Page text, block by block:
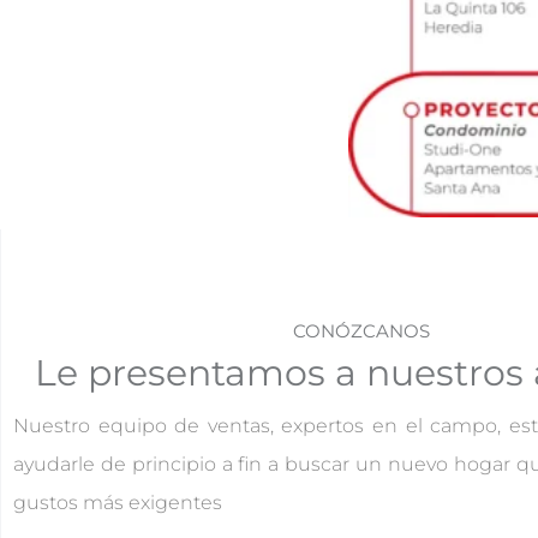
CONÓZCANOS
Le presentamos a nuestros
Nuestro equipo de ventas, expertos en el campo,
ayudarle de principio a fin a buscar un nuevo hogar
gustos más exigentes